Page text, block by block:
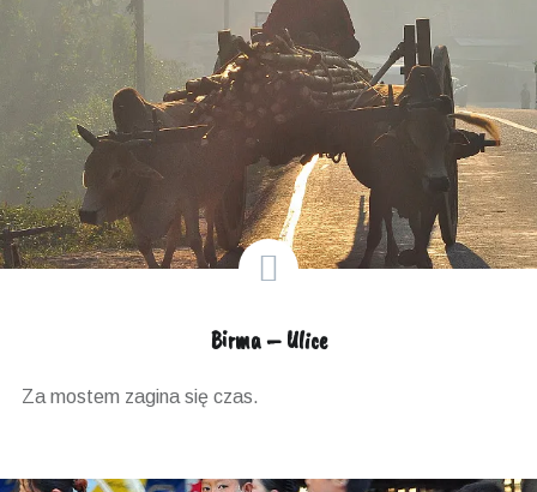
Birma – Ulice
Za mostem zagina się czas.